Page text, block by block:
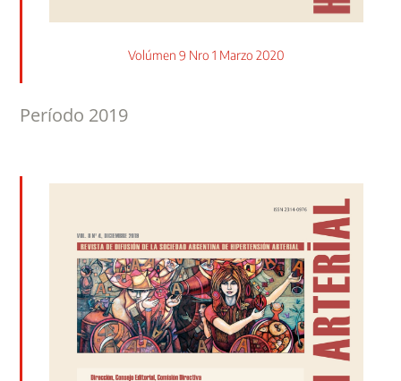
Volúmen 9 Nro 1 Marzo 2020
Período 2019